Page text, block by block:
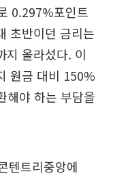
0.297%포인트
초반이던 금리는
지 올라섰다. 이
원금 대비 150%
해야 하는 부담을
텐트리중앙에